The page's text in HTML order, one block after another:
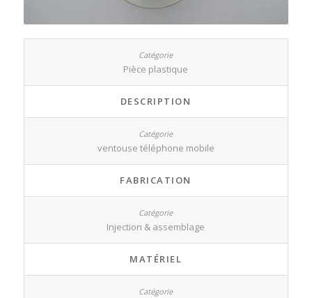
Pièce plastique
DESCRIPTION
ventouse téléphone mobile
FABRICATION
Injection & assemblage
MATÉRIEL